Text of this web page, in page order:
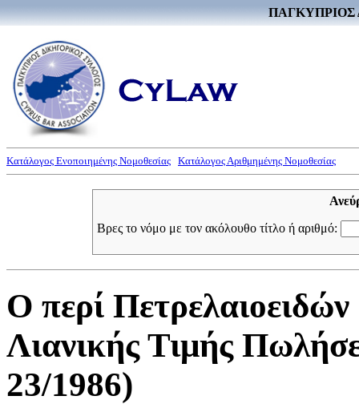
ΠΑΓΚΥΠΡΙΟΣ
Κατάλογος Ενοποιημένης Νομοθεσίας Κατάλογος Αριθμημένης Νομοθεσίας
Βρες το νόμο με τον ακόλουθο τίτλο ή αριθμό:
Ο περί
Λιανικής Τιμής
23/1986)